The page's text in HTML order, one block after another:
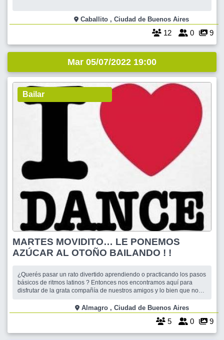
Caballito , Ciudad de Buenos Aires
12 0 9
Mar 05/07/2022 19:00
Bailar
MARTES MOVIDITO… LE PONEMOS
AZÚCAR AL OTOÑO BAILANDO ! !
¿Querés pasar un rato divertido aprendiendo o practicando los pasos
básicos de ritmos latinos ? Entonces nos encontramos aquí para
disfrutar de la grata compañía de nuestros amigos y lo bien que nos
música , cuidando siempre las medidas sanitarias , disponen de
alcohol
Almagro , Ciudad de Buenos Aires
5 0 9